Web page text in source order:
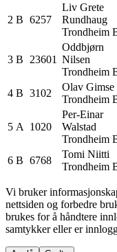
2 B 6257
Liv Grete
Rundhaug
Trondheim
3 B 23601
Oddbjørn
Nilsen
Trondheim
4 B 3102
Olav Gimse
Trondheim
5 A 1020
Per-Einar
Walstad
Trondheim
6 B 6768
Tomi Niitti
Trondheim
Vi bruker
nettsiden og forbedre
brukes for å håndtere
samtykker eller er